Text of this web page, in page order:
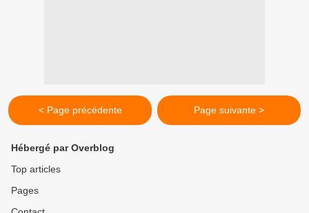
< Page précédente Page suivante >
Hébergé par Overblog
Top articles
Pages